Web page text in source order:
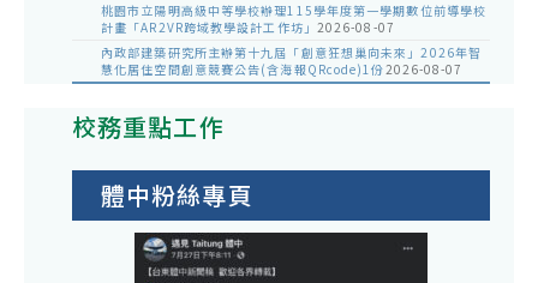
桃園市立陽明高級中等學校辦理115學年度第一學期數位前導學校
計畫「AR2VR跨域教學設計工作坊」 2026-08-07
內政部建築研究所主辦第十九屆「創意狂想巢向未來」2026年智
慧化居住空間創意競賽公告(含海報QRcode)1份2026-08-07
校務重點工作
體中粉絲專頁